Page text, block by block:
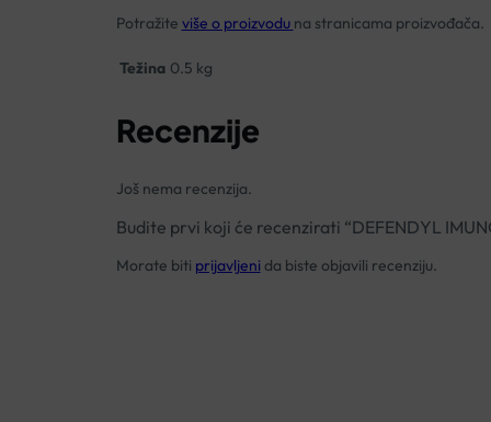
Potražite više o proizvodu na stranicama proizvođača.
Težina 0.5 kg
Recenzije
Još nema recenzija.
Budite prvi koji će recenzirati “DEFENDYL
Morate biti prijavljeni da biste objavili recenziju.